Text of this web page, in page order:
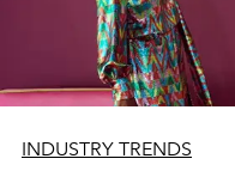
INDUSTRY TRENDS